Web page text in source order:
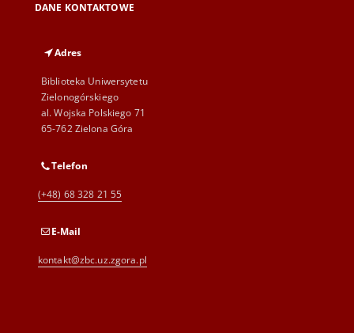
DANE KONTAKTOWE
Adres
Biblioteka Uniwersytetu
Zielonogórskiego
al. Wojska Polskiego 71
65-762 Zielona Góra
Telefon
(+48) 68 328 21 55
E-Mail
kontakt@zbc.uz.zgora.pl